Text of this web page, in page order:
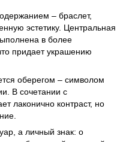
– браслет,
эстетику. Центральная
в более
придает украшению
оберегом – символом
В сочетании с
лаконично контраст, но
а личный знак: о